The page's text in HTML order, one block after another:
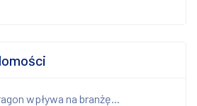
wpływa na branżę...